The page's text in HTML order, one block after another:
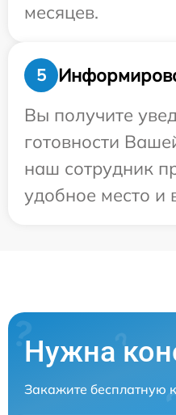
месяцев.
5
Вы получите
готовности
наш сотрудник
удобное место и
Нужна
Закажите бесплатную